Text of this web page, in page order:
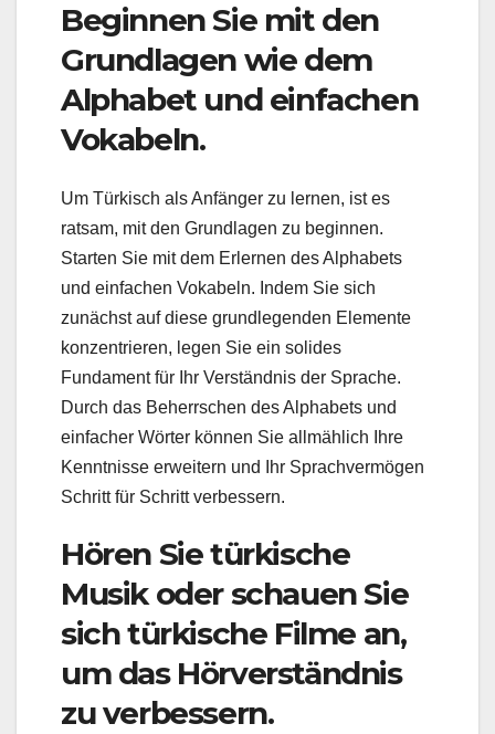
Beginnen Sie mit den
Grundlagen wie dem
Alphabet und einfachen
Vokabeln.
Um Türkisch als Anfänger zu lernen, ist es
ratsam, mit den Grundlagen zu beginnen.
Starten Sie mit dem Erlernen des Alphabets
und einfachen Vokabeln. Indem Sie sich
zunächst auf diese grundlegenden Elemente
konzentrieren, legen Sie ein solides
Fundament für Ihr Verständnis der Sprache.
Durch das Beherrschen des Alphabets und
einfacher Wörter können Sie allmählich Ihre
Kenntnisse erweitern und Ihr Sprachvermögen
Schritt für Schritt verbessern.
Hören Sie türkische
Musik oder schauen Sie
sich türkische Filme an,
um das Hörverständnis
zu verbessern.